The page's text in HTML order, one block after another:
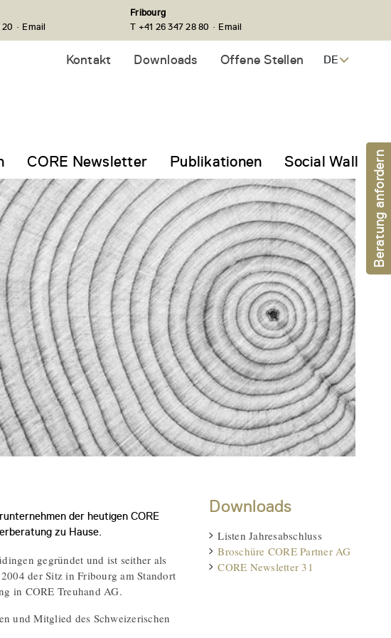
20 · Email
Fribourg
T +41 26 347 28 80 · Email
Kontakt Downloads Offene Stellen DE
CORE Newsletter Publikationen Social Wall
der heutigen CORE
zu Hause.
gegründet und ist seither als
der Sitz in Fribourg am Standort
in CORE Treuhand AG.
und Mitglied des Schweizerischen
Downloads
Listen Jahresabschluss
Broschüre CORE Partner AG
CORE Newsletter 31
Beratung anfordern